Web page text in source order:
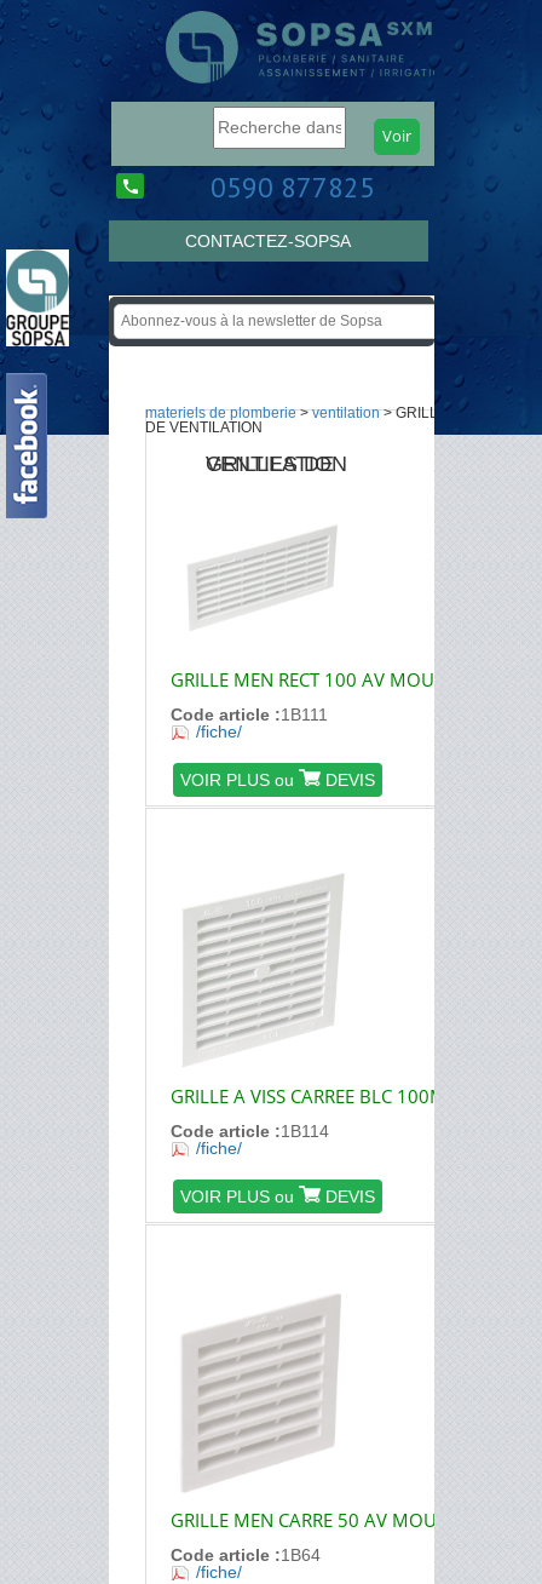
0590 877825
CONTACTEZ-SOPSA
materiels de plomberie>ventilation> GRILLES
DE VENTILATION
GRILLES DE VENTILATION
GRILLE MEN RECT 100 AV MOUST
Code article :1B111
/fiche/
VOIR PLUS ou DEVIS
GRILLE A VISS CARREE BLC 100M
Code article :1B114
/fiche/
VOIR PLUS ou DEVIS
GRILLE MEN CARRE 50 AV MOUST
Code article :1B64
/fiche/